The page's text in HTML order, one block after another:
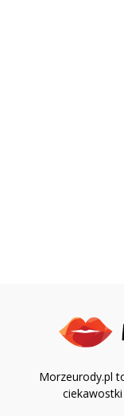
Morzeurody.pl